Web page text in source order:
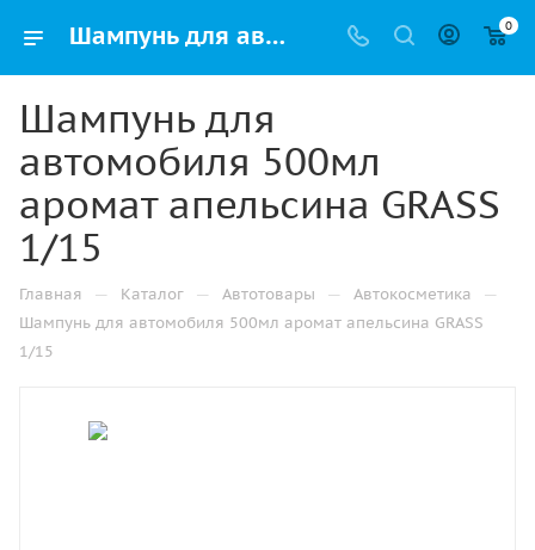
Шампунь для автомобиля 500мл аромат апельсина GRASS 1/15 купить в Самаре с доставкой оптом и в розницу 0
Шампунь для
автомобиля 500мл
аромат апельсина GRASS
1/15
Главная — Каталог — Автотовары — Автокосметика —
Шампунь для автомобиля 500мл аромат апельсина GRASS
1/15